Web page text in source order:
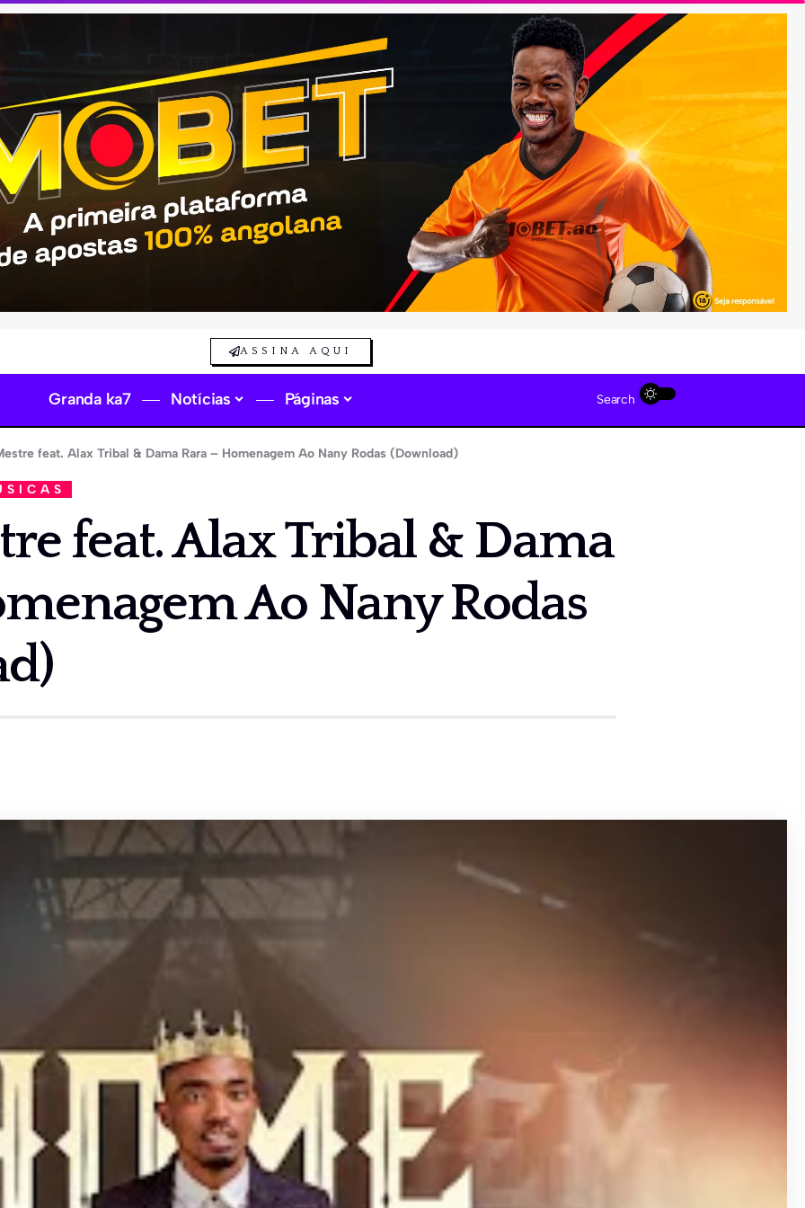
ASSINA AQUI
Granda ka7 Notícias Páginas Search
feat. Alax Tribal & Dama Rara – Homenagem Ao Nany Rodas (Download)
feat. Alax Tribal & Dama
Ao Nany Rodas